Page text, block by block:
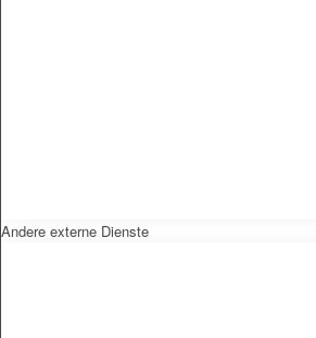
Andere externe Dienste